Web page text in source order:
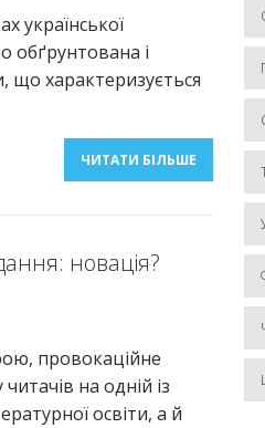
української
обґрунтована і
що характеризується
ЧИТАТИ БІЛЬШЕ
новація?
провокаційне
на одній із
освіти, а й